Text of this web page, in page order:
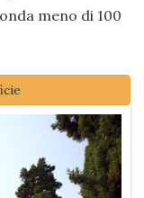
meno di 100